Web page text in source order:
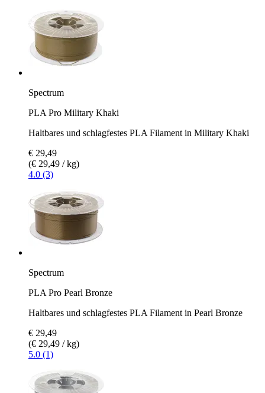
Spectrum
PLA Pro Military Khaki
Haltbares und schlagfestes PLA Filament in Military Khaki
€ 29,49
(€ 29,49 / kg)
4.0 (3)
Spectrum
PLA Pro Pearl Bronze
Haltbares und schlagfestes PLA Filament in Pearl Bronze
€ 29,49
(€ 29,49 / kg)
5.0 (1)